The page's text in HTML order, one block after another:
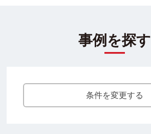
事例を探す
条件を変更する